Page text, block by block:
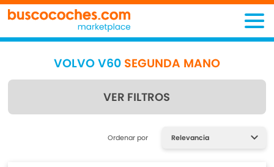
VOLVO V60 SEGUNDA MANO
VER FILTROS
Encuentra lo que estás
Ordenar por